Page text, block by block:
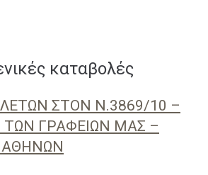
καταβολές
ΣΤΟΝ Ν.3869/10 –
ΓΡΑΦΕΙΩΝ ΜΑΣ –
ΑΘΗΝΩΝ